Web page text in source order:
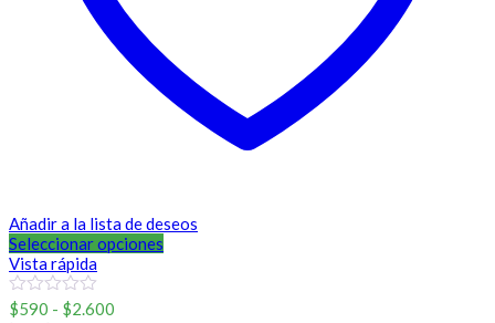
Añadir a la lista de deseos
Seleccionar opciones
Vista rápida
0
$590 - $2.600